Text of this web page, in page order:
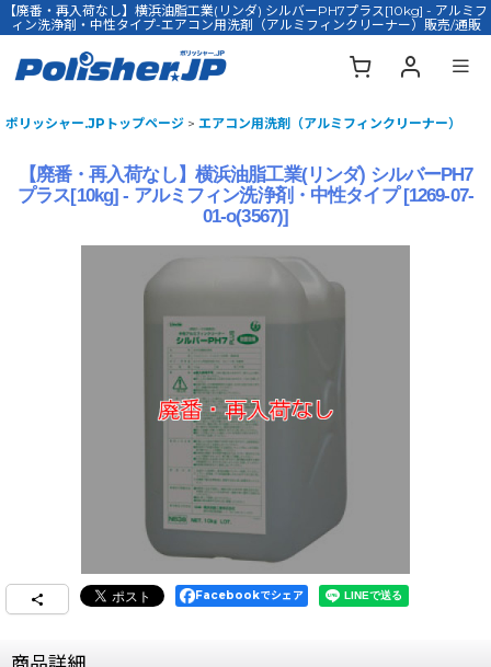
【廃番・再入荷なし】横浜油脂工業(リンダ) シルバーPH7プラス[10kg] - アルミフ
ィン洗浄剤・中性タイプ-エアコン用洗剤（アルミフィンクリーナー）販売/通販
ポリッシャー.JPトップページ > エアコン用洗剤（アルミフィンクリーナー）
【廃番・再入荷なし】横浜油脂工業(リンダ) シルバーPH7
プラス[10kg] - アルミフィン洗浄剤・中性タイプ [1269-07-
01-o(3567)]
Facebookでシェア